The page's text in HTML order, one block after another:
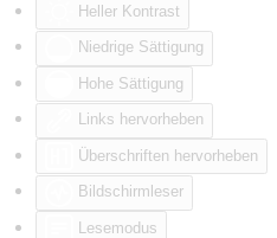
Heller Kontrast
Niedrige Sättigung
Hohe Sättigung
Links hervorheben
Überschriften hervorheben
Bildschirmleser
Lesemodus